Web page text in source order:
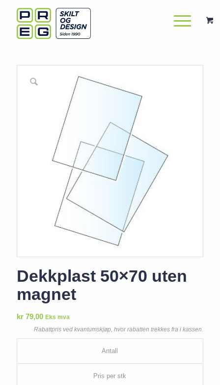
Dekkplast 50×70 uten
magnet
kr79,00 Eks mva
Rabattpris ved kvantumskjøp, hvor rabatten trekkes fra i kassen.
Antall
Pris per stk